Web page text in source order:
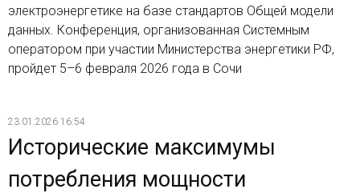
электроэнергетике на базе стандартов Общей модели
данных. Конференция, организованная Системным
оператором при участии Министерства энергетики РФ,
пройдет 5–6 февраля 2026 года в Сочи
23.01.2026 16:54
Исторические максимумы
потребления мощности